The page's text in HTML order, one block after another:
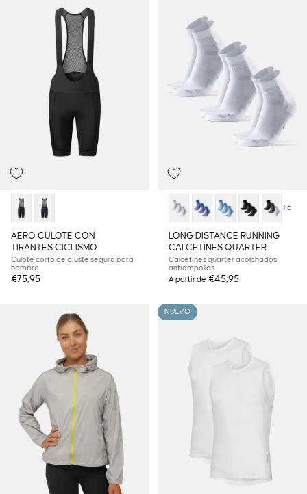
AERO CULOTE CON
TIRANTES CICLISMO
Culote corto de ajuste seguro para
hombre
€75,95
+6
LONG DISTANCE RUNNING
CALCETINES QUARTER
Calcetines quarter acolchados
antiampollas
A partir de €45,95
NUEVO